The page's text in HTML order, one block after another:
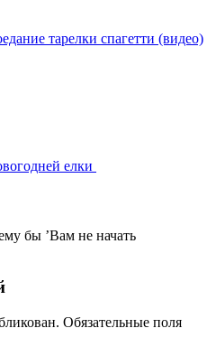
тарелки спагетти (видео)
елки
бы ’Вам не начать
Обязательные поля